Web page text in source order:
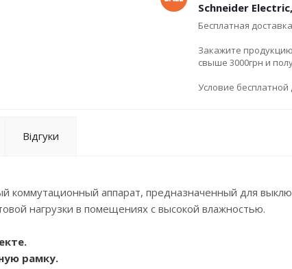
Schneider
Бесплатная
Закажите
свыше 3000грн и
Условие бесплатной
Відгуки
коммутационный аппарат, предназначенный для
нагрузки в помещениях с высокой влажностью.
рамку.